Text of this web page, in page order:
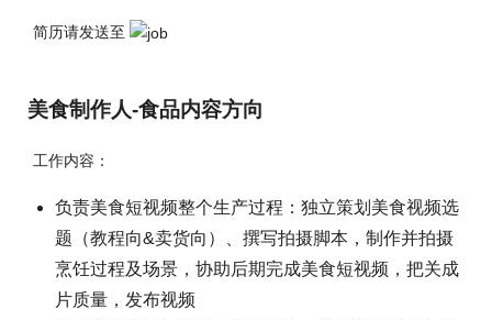
简历请发送至
美食制作人-食品内容方向
工作内容：
负责美食短视频整个生产过程：独立策划美食视频选
题（教程向&卖货向）、撰写拍摄脚本，制作并拍摄
烹饪过程及场景，协助后期完成美食短视频，把关成
片质量，发布视频